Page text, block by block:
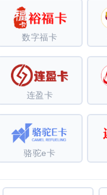
数字福卡
连盈卡
骆驼e卡